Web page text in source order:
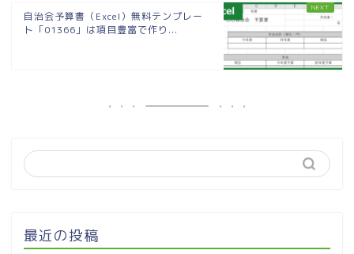
自治会予算書（Excel）無料テンプレー
ト「01366」は項目豊富で作り...
最近の投稿